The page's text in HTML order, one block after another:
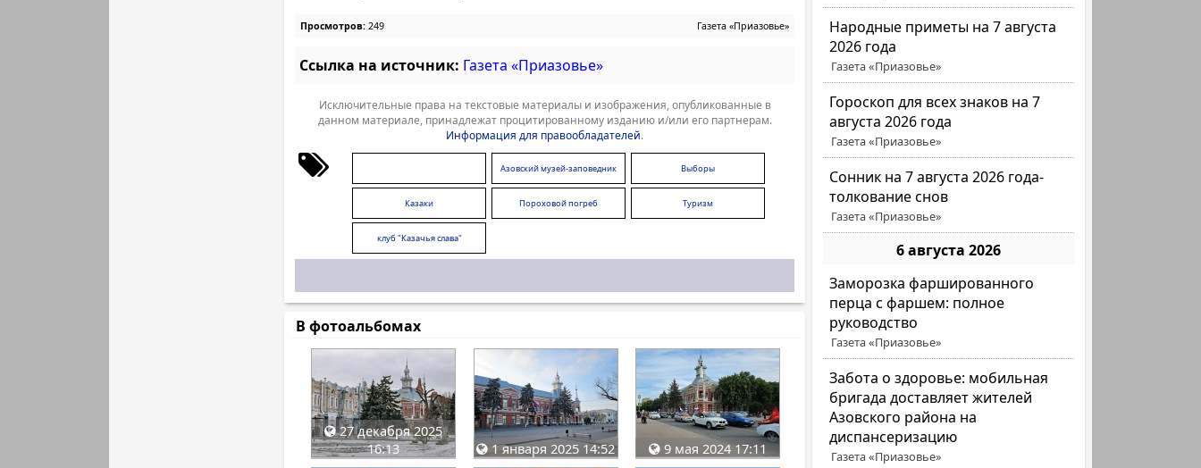
Народные приметы на 7 августа
2026 года
Газета «Приазовье»
Гороскоп для всех знаков на 7
августа 2026 года
Газета «Приазовье»
Сонник на 7 августа 2026 года-
толкование снов
Газета «Приазовье»
6 августа 2026
Заморозка фаршированного
перца с фаршем: полное
руководство
Газета «Приазовье»
Забота о здоровье: мобильная
бригада доставляет жителей
Азовского района на
диспансеризацию
Газета «Приазовье»
Просмотров: 249 Газета «Приазовье»
Ссылка на источник: Газета «Приазовье»
Исключительные права на текстовые материалы и изображения, опубликованные в
данном материале, принадлежат процитированному изданию и/или его партнерам.
Информация для правообладателей.
Азовский музей-заповедник Выборы
Казаки Пороховой погреб Туризм
клуб "Казачья слава"
В фотоальбомах
27 декабря 2025
16:13
1 января 2025 14:52 9 мая 2024 17:11